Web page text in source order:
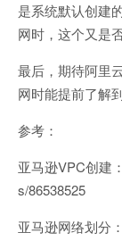
是系统默认创建
网时，这个又是
最后，期待阿里
网时能提前了解
参考：
亚马逊VPC创建
s/86538525
亚马逊网络划分